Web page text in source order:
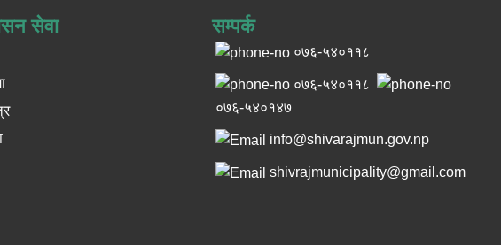
सेवा सम्पर्क
०७६-५४०११८
०७६-५४०११८
०७६-५४०१४७
info@shivarajmun.gov.np
shivrajmunicipality@gmail.com